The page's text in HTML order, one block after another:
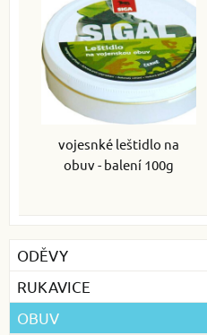
vojesnké leštidlo na
obuv - balení 100g
ODĚVY
RUKAVICE
OBUV